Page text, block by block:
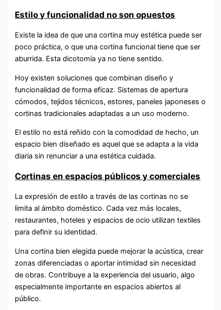
Estilo y funcionalidad no son opuestos
Existe la idea de que una cortina muy estética puede ser
poco práctica, o que una cortina funcional tiene que ser
aburrida. Esta dicotomía ya no tiene sentido.
Hoy existen soluciones que combinan diseño y
funcionalidad de forma eficaz. Sistemas de apertura
cómodos, tejidos técnicos, estores, paneles japoneses o
cortinas tradicionales adaptadas a un uso moderno.
El estilo no está reñido con la comodidad de hecho, un
espacio bien diseñado es aquel que se adapta a la vida
diaria sin renunciar a una estética cuidada.
Cortinas en espacios públicos y comerciales
La expresión de estilo a través de las cortinas no se
limita al ámbito doméstico. Cada vez más locales,
restaurantes, hoteles y espacios de ocio utilizan textiles
para definir su identidad.
Una cortina bien elegida puede mejorar la acústica, crear
zonas diferenciadas o aportar intimidad sin necesidad
de obras. Contribuye a la experiencia del usuario, algo
especialmente importante en espacios abiertos al
público.